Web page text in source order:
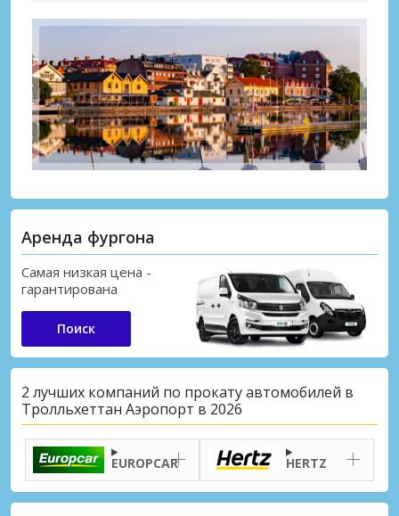
Аренда фургона
Самая низкая цена -
гарантирована
Поиск
2 лучших компаний по прокату автомобилей в
Тролльхеттан Аэропорт в 2026
EUROPCAR HERTZ